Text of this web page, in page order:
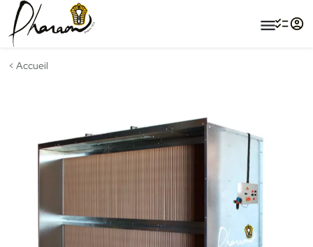
menu
Accueil